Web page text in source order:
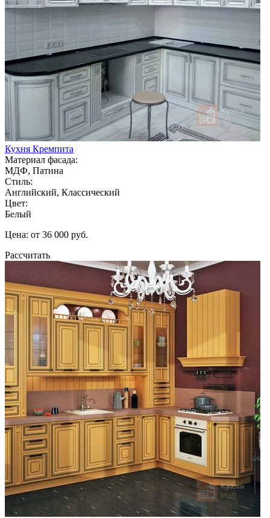
Кухня Кремпита
Материал фасада:
МДФ, Патина
Стиль:
Английский, Классический
Цвет:
Белый
Цена: от 36 000 руб.
Рассчитать